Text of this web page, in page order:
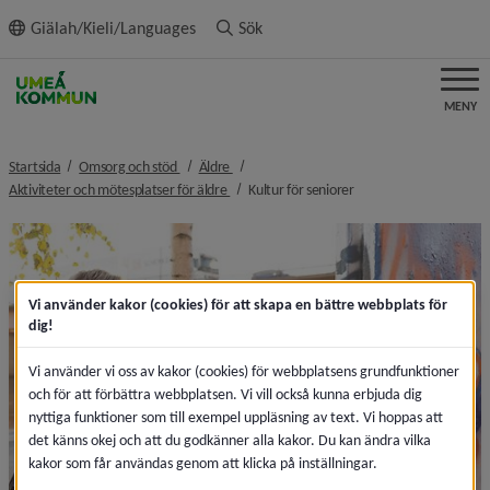
innehållet
Giälah/Kieli/Languages Sök
MENY
Startsida Omsorg och stöd nivå i brödsmulenavigeringen
Äldre nivå i brödsmulenavigeringen
Aktiviteter och mötesplatser för äldre nivå i brödsmulenavigeringen
Kultur för seniorernivå i
Vi använder kakor (cookies) för att skapa en bättre webbplats för
dig!
Vi använder vi oss av kakor (cookies) för webbplatsens grundfunktioner
och för att förbättra webbplatsen. Vi vill också kunna erbjuda dig
nyttiga funktioner som till exempel uppläsning av text. Vi hoppas att
det känns okej och att du godkänner alla kakor. Du kan ändra vilka
kakor som får användas genom att klicka på inställningar.